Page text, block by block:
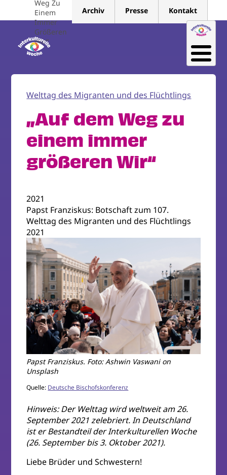
Weg Zu
Einem
Immer
Größeren
Wir“
Archiv Presse Kontakt
Welttag des Migranten und des Flüchtlings
„Auf dem Weg zu
einem immer
größeren Wir“
2021
Papst Franziskus: Botschaft zum 107.
Welttag des Migranten und des Flüchtlings
2021
Papst Franziskus. Foto: Ashwin Vaswani on
Unsplash
Quelle: Deutsche Bischofskonferenz
Hinweis: Der Welttag wird weltweit am 26.
September 2021 zelebriert. In Deutschland
ist er Bestandteil der Interkulturellen Woche
(26. September bis 3. Oktober 2021).
Liebe Brüder und Schwestern!